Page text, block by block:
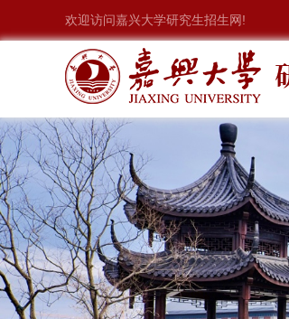
欢迎访问嘉兴大学研究生招生网!